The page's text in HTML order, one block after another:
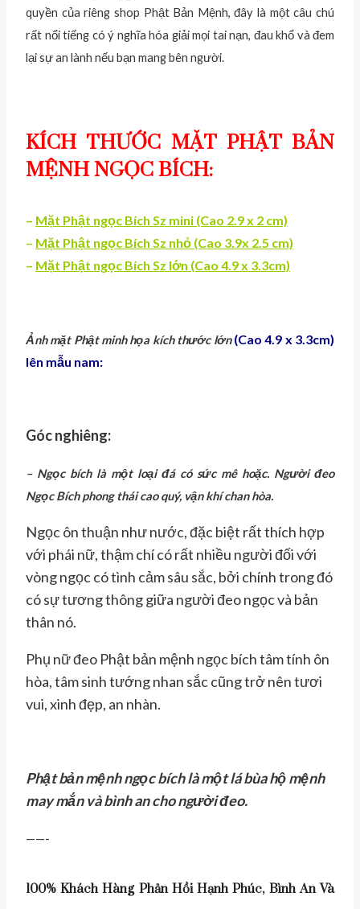
quyền của riêng shop Phật Bản Mệnh, đây là một câu chú
rất nổi tiếng có ý nghĩa hóa giải mọi tai nạn, đau khổ và đem
lại sự an lành nếu bạn mang bên người.
KÍCH THƯỚC MẶT PHẬT BẢN
MỆNH NGỌC BÍCH:
– Mặt Phật ngọc Bích Sz mini (Cao 2.9 x 2 cm)
– Mặt Phật ngọc Bích Sz nhỏ (Cao 3.9x 2.5 cm)
– Mặt Phật ngọc Bích Sz lớn (Cao 4.9 x 3.3cm)
Ảnh mặt Phật minh họa kích thước lớn(Cao 4.9 x 3.3cm)
lên mẫu nam:
Góc nghiêng:
– Ngọc bích là một loại đá có sức mê hoặc. Người đeo
Ngọc Bích phong thái cao quý, vận khí chan hòa.
Ngọc ôn thuận như nước, đặc biệt rất thích hợp
với phái nữ, thậm chí có rất nhiều người đối với
vòng ngọc có tình cảm sâu sắc, bởi chính trong đó
có sự tương thông giữa người đeo ngọc và bản
thân nó.
Phụ nữ đeo Phật bản mệnh ngọc bích tâm tính ôn
hòa, tâm sinh tướng nhan sắc cũng trở nên tươi
vui, xinh đẹp, an nhàn.
Phật bản mệnh ngọc bích là một lá bùa hộ mệnh
may mắn và bình an cho người đeo.
——-
100% Khách Hàng Phản Hồi Hạnh Phúc, Bình An Và